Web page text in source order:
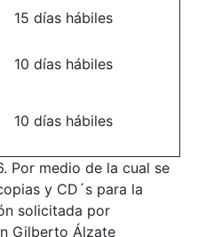
15 días hábiles
10 días hábiles
10 días hábiles
Por medio de la cual se
y CD´s para la
solicitada por
Gilberto Álzate